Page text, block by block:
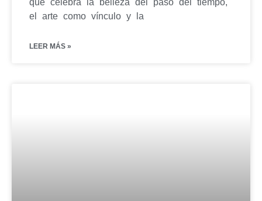
que celebra la belleza del paso del tiempo,
el arte como vínculo y la
LEER MÁS »